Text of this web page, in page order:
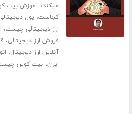
میکند،آموزش بیت
کجاست، پول
ارز دیجیتالی چیست،
فروش ارز دیجیتالی،
آنلاین ارز دیجیتال،
ایران،بیت کوین